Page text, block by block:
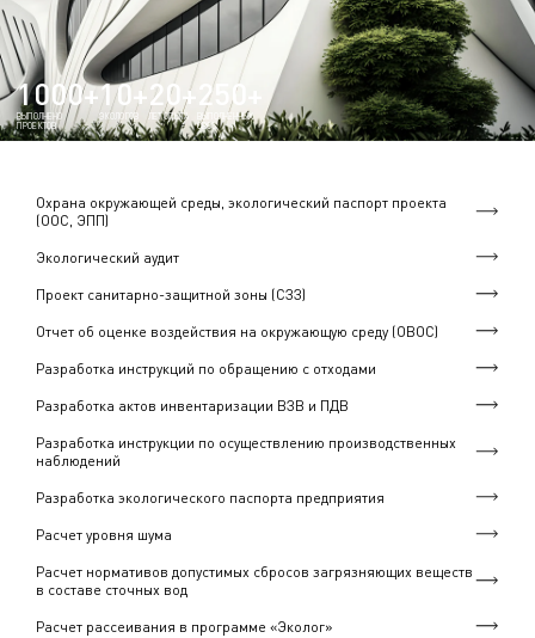
1000+
ВЫПОЛНЕНО
ПРОЕКТОВ
10+
ЭКОЛОГОВ
20+
ЛЕТ ОПЫТА
250+
ВЫПОЛНЕННЫХ
ОВОС
Охрана окружающей среды, экологический паспорт проекта
(ООС, ЭПП)
Экологический аудит
Проект санитарно-защитной зоны (СЗЗ)
Отчет об оценке воздействия на окружающую среду (ОВОС)
Разработка инструкций по обращению с отходами
Разработка актов инвентаризации ВЗВ и ПДВ
Разработка инструкции по осуществлению производственных
наблюдений
Разработка экологического паспорта предприятия
Расчет уровня шума
Расчет нормативов допустимых сбросов загрязняющих веществ
в составе сточных вод
Расчет рассеивания в программе «Эколог»